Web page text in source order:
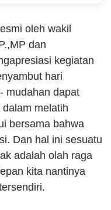
oleh wakil
dan
kegiatan
hari
mudahan dapat
melatih
bersama bahwa
Dan hal ini sesuatu
adalah olah raga
kita nantinya